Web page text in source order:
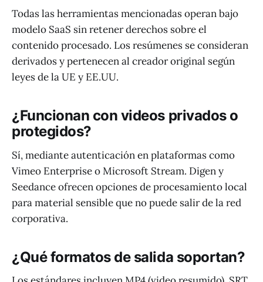
Todas las herramientas mencionadas operan bajo
modelo SaaS sin retener derechos sobre el
contenido procesado. Los resúmenes se consideran
derivados y pertenecen al creador original según
leyes de la UE y EE.UU.
¿Funcionan con videos privados o
protegidos?
Sí, mediante autenticación en plataformas como
Vimeo Enterprise o Microsoft Stream. Digen y
Seedance ofrecen opciones de procesamiento local
para material sensible que no puede salir de la red
corporativa.
¿Qué formatos de salida soportan?